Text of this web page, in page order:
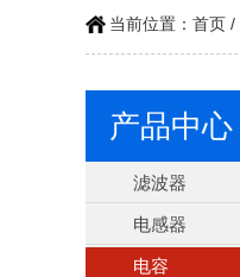
当前位置： 首页 /
产品中心
滤波器
电感器
电容